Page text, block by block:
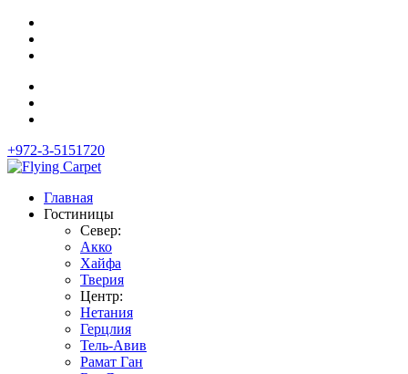
+972-3-5151720
Главная
Гостиницы
Север:
Акко
Хайфа
Тверия
Центр:
Нетания
Герцлия
Тель-Авив
Рамат Ган